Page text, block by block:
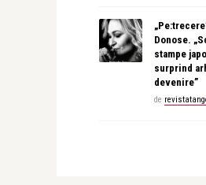
Donose.
stampe
surprind
devenire”
de